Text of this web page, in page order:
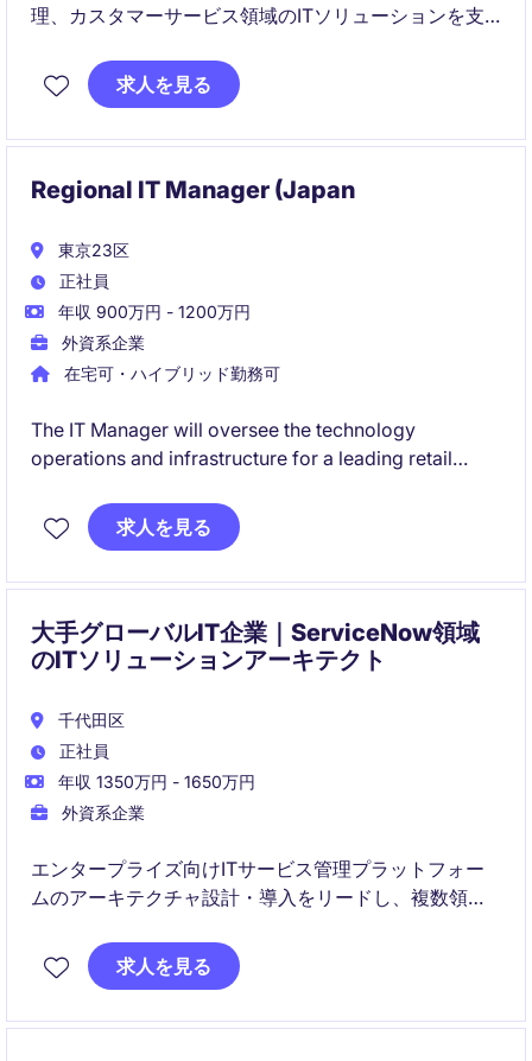
理、カスタマーサービス領域のITソリューションを支
ンです。日本のステークホルダーと地域・グローバル
のITチームをつなぎ、システム運用改善や課題解決を
求人を見る
Regional IT Manager (Japan
東京23区
正社員
年収 900万円 - 1200万円
外資系企業
在宅可・ハイブリッド勤務可
The IT Manager will oversee the technology
operations and infrastructure for a leading retail
efficiency. This role offers an opportunity to lead a
team and drive technological innovation within the
求人を見る
大手グローバルIT企業｜ServiceNow領域
のITソリューションアーキテクト
千代田区
正社員
年収 1350万円 - 1650万円
外資系企業
エンタープライズ向けITサービス管理プラットフォー
ムのアーキテクチャ設計・導入をリードし、複数領域
プリセールスからデリバリーまで関与し、スケーラブ
求人を見る